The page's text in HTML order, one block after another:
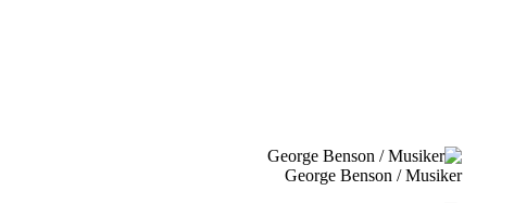
George Benson / Musiker